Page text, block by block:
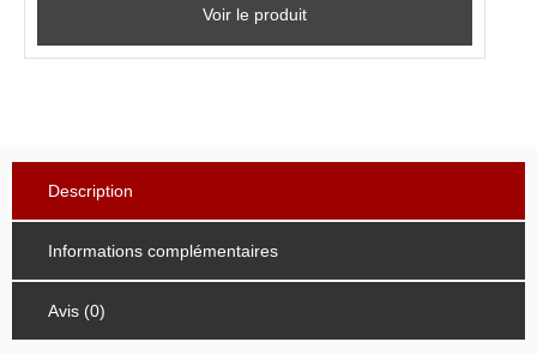
Voir le produit
Description
Informations complémentaires
Avis (0)